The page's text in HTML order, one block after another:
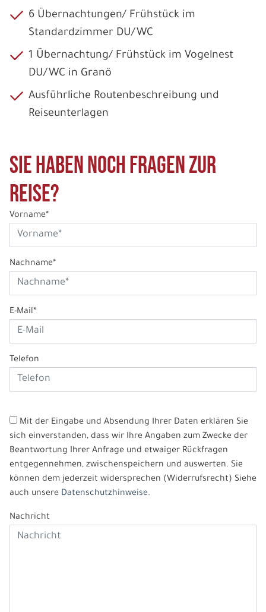
6 Übernachtungen/ Frühstück im
Standardzimmer DU/WC
1 Übernachtung/ Frühstück im Vogelnest
DU/WC in Granö
Ausführliche Routenbeschreibung und
Reiseunterlagen
Sie haben noch Fragen zur
Reise?
Vorname*
Nachname*
E-Mail*
Telefon
Mit der Eingabe und Absendung Ihrer Daten erklären Sie
sich einverstanden, dass wir Ihre Angaben zum Zwecke der
Beantwortung Ihrer Anfrage und etwaiger Rückfragen
entgegennehmen, zwischenspeichern und auswerten. Sie
können dem jederzeit widersprechen (Widerrufsrecht) Siehe
auch unsere Datenschutzhinweise.
Nachricht